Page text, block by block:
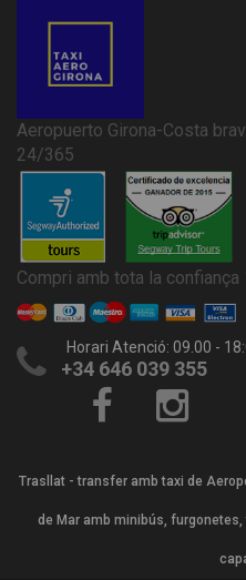
Aeropuerto Girona-Costa
24/365
Compri amb tota la confiança
Horari Atenció: 09.00 -
+34 646 039 355
Trasllat - transfer amb taxi de
de Mar amb minibús,